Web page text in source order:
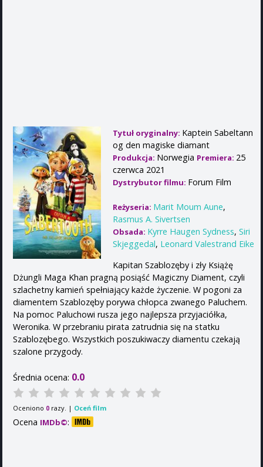
Tytuł oryginalny: Kaptein Sabeltann
og den magiske diamant
Produkcja: Norwegia Premiera: 25
czerwca 2021
Dystrybutor filmu: Forum Film
Reżyseria: Marit Moum Aune,
Rasmus A. Sivertsen
Obsada: Kyrre Haugen Sydness, Siri
Skjeggedal, Leonard Valestrand Eike
Kapitan Szablozęby i zły Książę
Dżungli Maga Khan pragną posiąść Magiczny Diament, czyli
szlachetny kamień spełniający każde życzenie. W pogoni za
diamentem Szablozęby porywa chłopca zwanego Paluchem.
Na pomoc Paluchowi rusza jego najlepsza przyjaciółka,
Weronika. W przebraniu pirata zatrudnia się na statku
Szablozębego. Wszystkich poszukiwaczy diamentu czekają
szalone przygody.
Średnia ocena: 0.0
Oceniono 0 razy. | Oceń film
Ocena IMDb©: